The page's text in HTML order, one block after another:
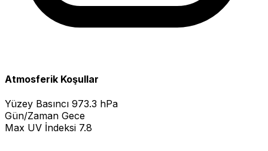
Atmosferik Koşullar
Yüzey Basıncı 973.3 hPa
Gün/Zaman Gece
Max UV İndeksi 7.8